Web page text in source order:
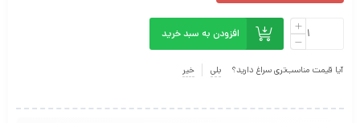
افزودن به سبد خرید
آیا قیمت مناسب‌تری سراغ دارید؟ بلی خیر